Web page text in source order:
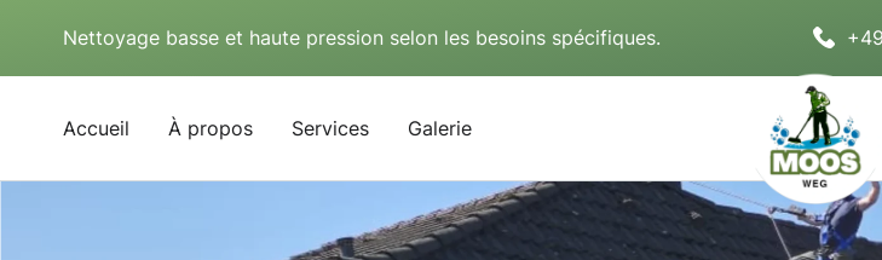
Nettoyage basse et haute pression selon les besoins spécifiques.
Accueil À propos Services Galerie